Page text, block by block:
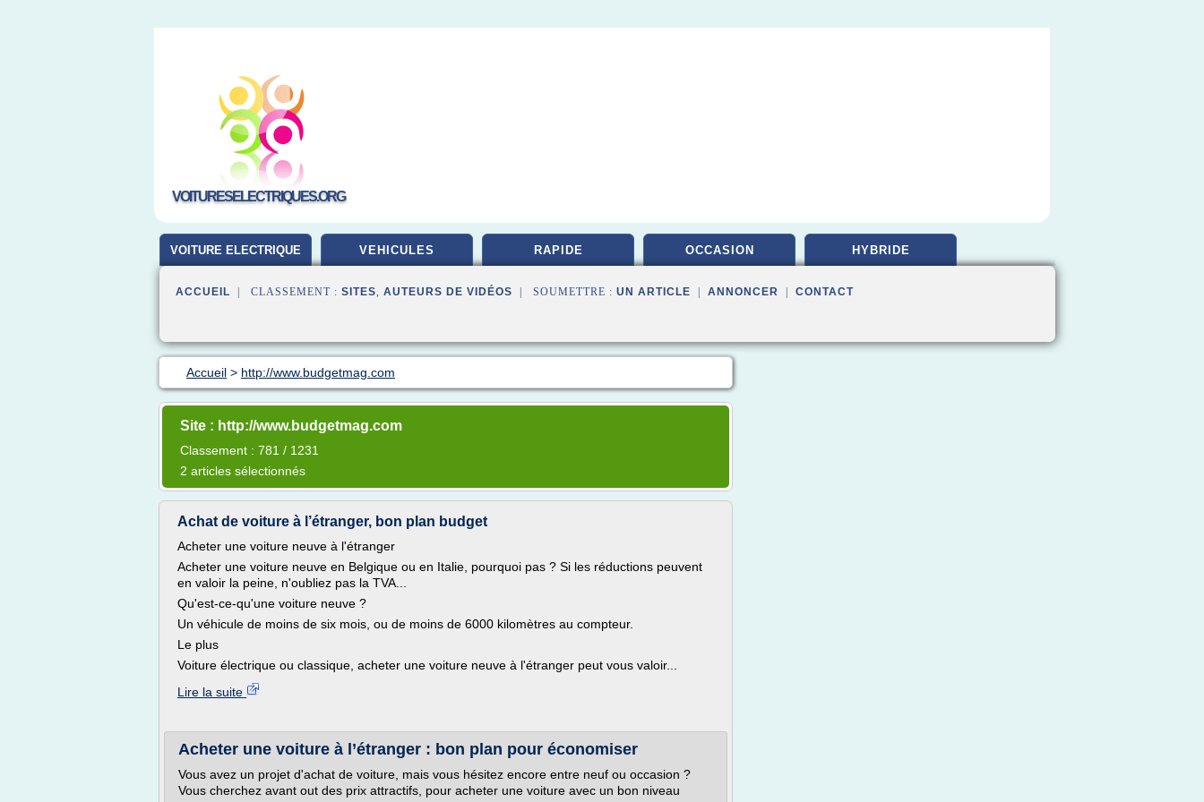
VOITURESELECTRIQUES.ORG
VOITURE ELECTRIQUE VEHICULES RAPIDE OCCASION HYBRIDE
ACCUEIL | CLASSEMENT : SITES, AUTEURS DE VIDÉOS | SOUMETTRE : UN ARTICLE ANNONCER CONTACT
Accueil > http://www.budgetmag.com
Site : http://www.budgetmag.com
Classement : 781 / 1231
2 articles sélectionnés
Achat de voiture à l’étranger, bon plan budget
Acheter une voiture neuve à l'étranger
Acheter une voiture neuve en Belgique ou en Italie, pourquoi pas ? Si les réductions peuvent
en valoir la peine, n'oubliez pas la TVA...
Qu'est-ce-qu'une voiture neuve ?
Un véhicule de moins de six mois, ou de moins de 6000 kilomètres au compteur.
Le plus
Voiture électrique ou classique, acheter une voiture neuve à l'étranger peut vous valoir...
Lire la suite
Acheter une voiture à l’étranger : bon plan pour économiser
Vous avez un projet d'achat de voiture, mais vous hésitez encore entre neuf ou occasion ?
Vous cherchez avant out des prix attractifs, pour acheter une voiture avec un bon niveau